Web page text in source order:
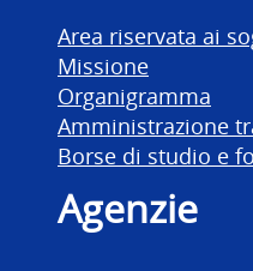
Area riservata ai
Missione
Organigramma
Amministrazione
Borse di studio e
Agenzie